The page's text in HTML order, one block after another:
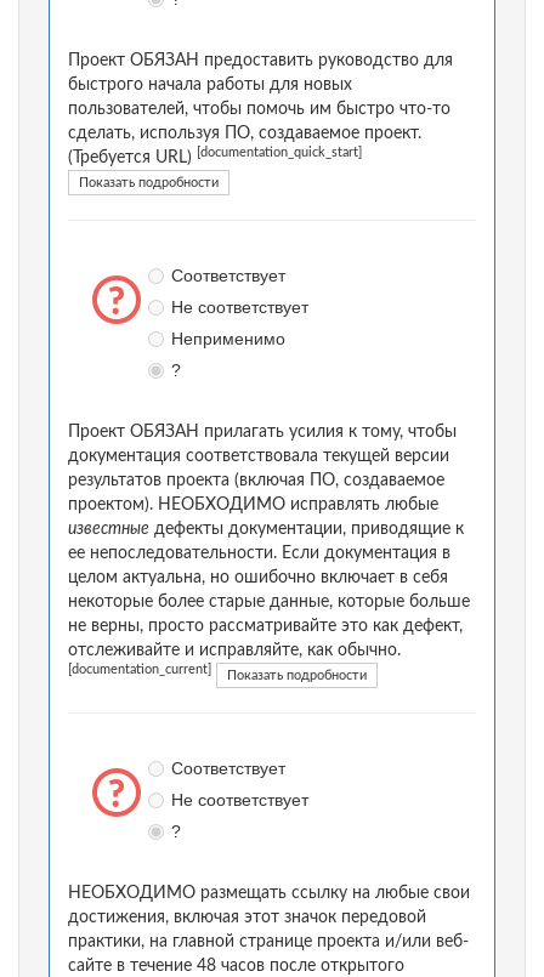
Проект ОБЯЗАН предоставить руководство для
быстрого начала работы для новых
пользователей, чтобы помочь им быстро что-то
сделать, используя ПО, создаваемое проект.
(Требуется URL)
[documentation_quick_start]
Показать подробности
Соответствует
Не соответствует
Неприменимо
?
Проект ОБЯЗАН прилагать усилия к тому, чтобы
документация соответствовала текущей версии
результатов проекта (включая ПО, создаваемое
проектом). НЕОБХОДИМО исправлять любые
известные дефекты документации, приводящие к
ее непоследовательности. Если документация в
целом актуальна, но ошибочно включает в себя
некоторые более старые данные, которые больше
не верны, просто рассматривайте это как дефект,
отслеживайте и исправляйте, как обычно.
[documentation_current] Показать подробности
Соответствует
Не соответствует
?
НЕОБХОДИМО размещать ссылку на любые свои
достижения, включая этот значок передовой
практики, на главной странице проекта и/или веб-
сайте в течение 48 часов после открытого